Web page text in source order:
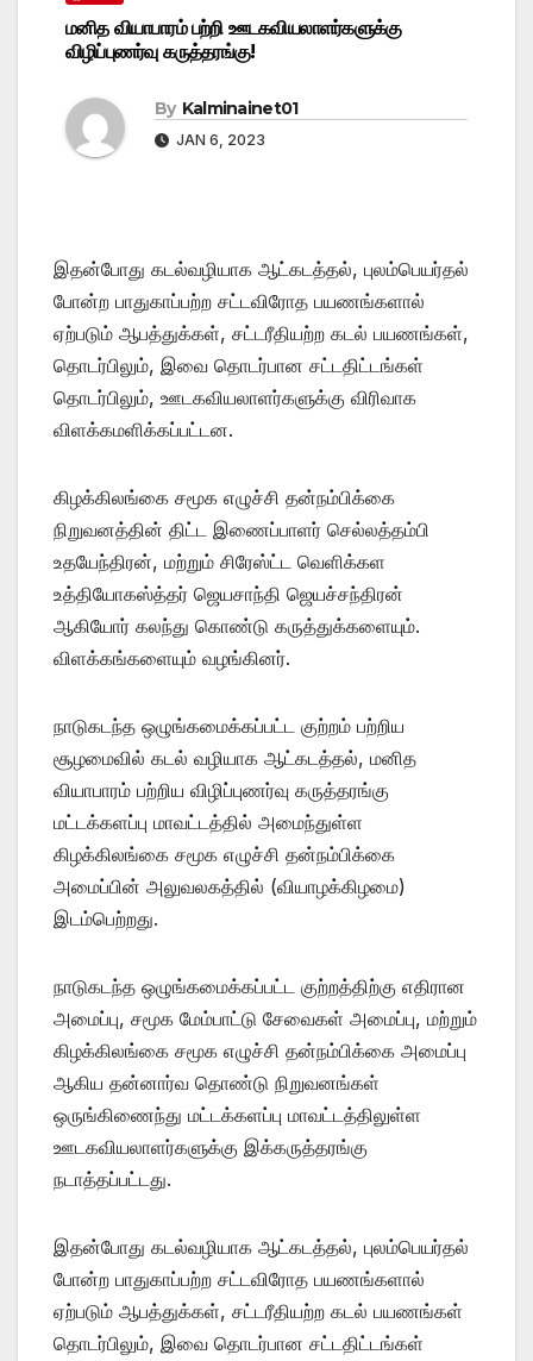
மனித வியாபாரம் பற்றி ஊடகவியலாளர்களுக்கு
விழிப்புணர்வு கருத்தரங்கு!
By Kalminainet01
JAN 6, 2023
இதன்போது கடல்வழியாக ஆட்கடத்தல், புலம்பெயர்தல்
போன்ற பாதுகாப்பற்ற சட்டவிரோத பயணங்களால்
ஏற்படும் ஆபத்துக்கள், சட்டரீதியற்ற கடல் பயணங்கள்,
தொடர்பிலும், இவை தொடர்பான சட்டதிட்டங்கள்
தொடர்பிலும், ஊடகவியலாளர்களுக்கு விரிவாக
விளக்கமளிக்கப்பட்டன.
கிழக்கிலங்கை சமூக எழுச்சி தன்நம்பிக்கை
நிறுவனத்தின் திட்ட இணைப்பாளர் செல்லத்தம்பி
உதயேந்திரன், மற்றும் சிரேஸ்ட்ட வெளிக்கள
உத்தியோகஸ்த்தர் ஜெயசாந்தி ஜெயச்சந்திரன்
ஆகியோர் கலந்து கொண்டு கருத்துக்களையும்.
விளக்கங்களையும் வழங்கினர்.
நாடுகடந்த ஒழுங்கமைக்கப்பட்ட குற்றம் பற்றிய
சூழமைவில் கடல் வழியாக ஆட்கடத்தல், மனித
வியாபாரம் பற்றிய விழிப்புணர்வு கருத்தரங்கு
மட்டக்களப்பு மாவட்டத்தில் அமைந்துள்ள
கிழக்கிலங்கை சமூக எழுச்சி தன்நம்பிக்கை
அமைப்பின் அலுவலகத்தில் (வியாழக்கிழமை)
இடம்பெற்றது.
நாடுகடந்த ஒழுங்கமைக்கப்பட்ட குற்றத்திற்கு எதிரான
அமைப்பு, சமூக மேம்பாட்டு சேவைகள் அமைப்பு, மற்றும்
கிழக்கிலங்கை சமூக எழுச்சி தன்நம்பிக்கை அமைப்பு
ஆகிய தன்னார்வ தொண்டு நிறுவனங்கள்
ஒருங்கிணைந்து மட்டக்களப்பு மாவட்டத்திலுள்ள
ஊடகவியலாளர்களுக்கு இக்கருத்தரங்கு
நடாத்தப்பட்டது.
இதன்போது கடல்வழியாக ஆட்கடத்தல், புலம்பெயர்தல்
போன்ற பாதுகாப்பற்ற சட்டவிரோத பயணங்களால்
ஏற்படும் ஆபத்துக்கள், சட்டரீதியற்ற கடல் பயணங்கள்
தொடர்பிலும், இவை தொடர்பான சட்டதிட்டங்கள்